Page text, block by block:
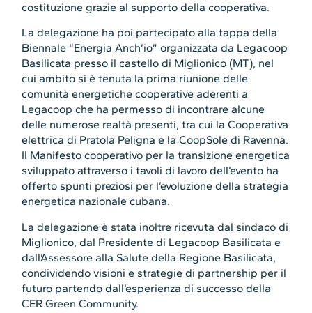
costituzione grazie al supporto della cooperativa.
La delegazione ha poi partecipato alla tappa della
Biennale “Energia Anch’io” organizzata da Legacoop
Basilicata presso il castello di Miglionico (MT), nel
cui ambito si è tenuta la prima riunione delle
comunità energetiche cooperative aderenti a
Legacoop che ha permesso di incontrare alcune
delle numerose realtà presenti, tra cui la Cooperativa
elettrica di Pratola Peligna e la CoopSole di Ravenna.
Il Manifesto cooperativo per la transizione energetica
sviluppato attraverso i tavoli di lavoro dell’evento ha
offerto spunti preziosi per l’evoluzione della strategia
energetica nazionale cubana.
La delegazione è stata inoltre ricevuta dal sindaco di
Miglionico, dal Presidente di Legacoop Basilicata e
dall’Assessore alla Salute della Regione Basilicata,
condividendo visioni e strategie di partnership per il
futuro partendo dall’esperienza di successo della
CER Green Community.